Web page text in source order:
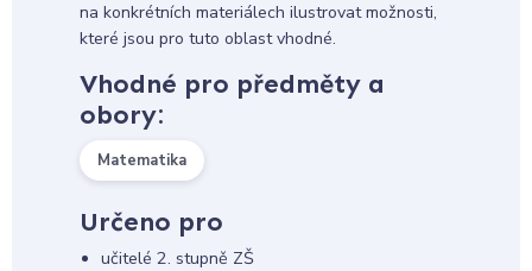
na konkrétních materiálech ilustrovat možnosti,
které jsou pro tuto oblast vhodné.
Vhodné pro předměty a
obory:
Matematika
Určeno pro
učitelé 2. stupně ZŠ